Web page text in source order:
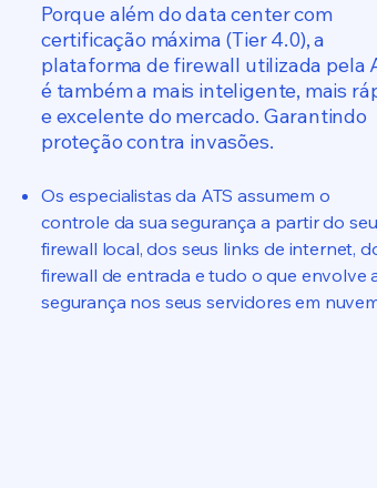
Porque além do data center com
certificação máxima (Tier 4.0), a
plataforma de firewall utilizada pela
é também a mais inteligente, mais
e excelente do mercado. Garantindo
proteção contra invasões.
Os especialistas da ATS assumem o
controle da sua segurança a partir do seu
firewall local, dos seus links de internet,
firewall de entrada e tudo o que envolve
segurança nos seus servidores em